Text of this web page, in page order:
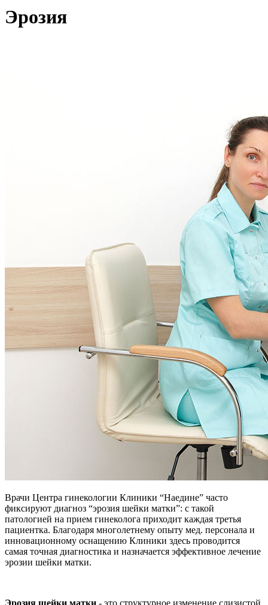
Эрозия
Врачи Центра гинекологии Клиники “Наедине” часто
фиксируют диагноз “эрозия шейки матки”: с такой
патологией на прием гинеколога приходит каждая третья
пациентка. Благодаря многолетнему опыту мед. персонала и
инновационному оснащению Клиники здесь проводится
самая точная диагностика и назначается эффективное лечение
эрозии шейки матки.
Эрозия шейки матки - это структурное изменение слизистой